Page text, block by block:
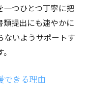
進める秘訣
視する事前準備
護士が助言する
一つひとつ丁寧に把
提出にも速やかに
ないようサポートす
できる理由